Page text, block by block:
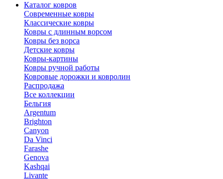
Каталог ковров
Современные ковры
Классические ковры
Ковры с длинным ворсом
Ковры без ворса
Детские ковры
Ковры-картины
Ковры ручной работы
Ковровые дорожки и ковролин
Распродажа
Все коллекции
Бельгия
Argentum
Brighton
Canyon
Da Vinci
Farashe
Genova
Kashqai
Livante